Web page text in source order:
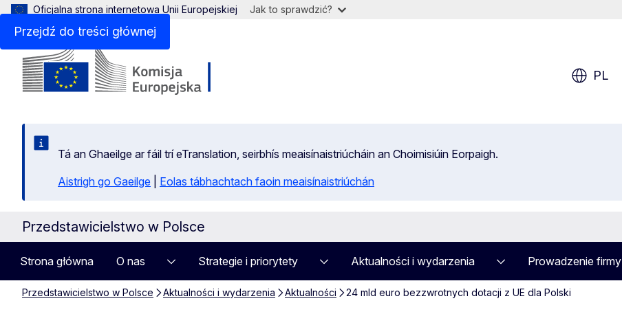
Przejdź do treści głównej
Oficjalna strona internetowa Unii Europejskiej Jak to sprawdzić?
PL
Tá an Ghaeilge ar fáil trí eTranslation, seirbhís meaisínaistriúcháin an Choimisiúin Eorpaigh.
Aistrigh go Gaeilge
Eolas tábhachtach faoin meaisínaistriúchán
Przedstawicielstwo w Polsce
Strona główna O nas Strategie i priorytety Aktualności i wydarzenia Prowadzenie firmy
Przedstawicielstwo w Polsce Aktualności i wydarzenia Aktualności 24 mld euro bezzwrotnych dotacji z UE dla Polski